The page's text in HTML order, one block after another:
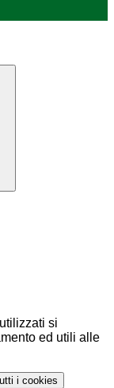
si
ed utili alle
i cookies